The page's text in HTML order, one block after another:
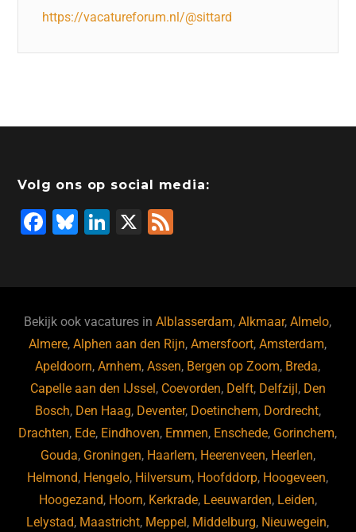
https://vacatureforum.nl/@sittard
Volg ons op social media:
F
b
o
o
k
Bl
ky
Li
dI
n
X
Bekijk ook vacatures inAlblasserdam,Alkmaar,Almelo,
Almere,Alphen aan den Rijn,Amersfoort,Amsterdam,
Apeldoorn,Arnhem,Assen, Bergen op Zoom, Breda,
Capelle aan den IJssel, Coevorden, Delft, Delfzijl, Den
Bosch, Den Haag, Deventer, Doetinchem, Dordrecht,
Drachten, Ede, Eindhoven, Emmen, Enschede, Gorinchem,
Gouda, Groningen, Haarlem, Heerenveen, Heerlen,
Helmond, Hengelo, Hilversum, Hoofddorp, Hoogeveen,
Hoogezand, Hoorn, Kerkrade, Leeuwarden, Leiden,
Lelystad, Maastricht, Meppel, Middelburg, Nieuwegein,